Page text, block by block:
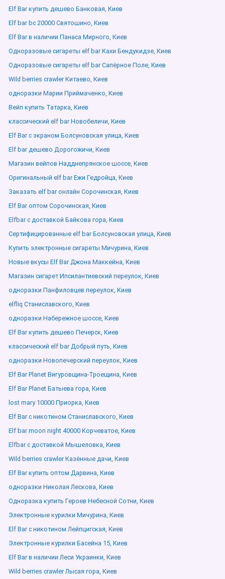
Elf Bar купить дешево Банковая, Киев
Elf bar bc 20000 Святошино, Киев
Elf Bar в наличии Панаса Мирного, Киев
Одноразовые сигареты elf bar Кахи Бендукидзе, Киев
Одноразовые сигареты elf bar Сапёрное Поле, Киев
Wild berries crawler Китаево, Киев
одноразки Марии Приймаченко, Киев
Вейп купить Татарка, Киев
классический elf bar Новобеличи, Киев
Elf Bar с экраном Болсуновская улица, Киев
Elf bar дешево Дорогожичи, Киев
Магазин вейпов Надднепрянское шоссе, Киев
Оригинальный elf bar Ежи Гедройца, Киев
Заказать elf bar онлайн Сорочинская, Киев
Elf Bar оптом Сорочинская, Киев
Elfbar с доставкой Байкова гора, Киев
Сертифицированные elf bar Болсуновская улица, Киев
Купить электронные сигареты Мичурина, Киев
Новые вкусы Elf Bar Джона Маккейна, Киев
Магазин сигарет Ипсилантиевский переулок, Киев
одноразки Панфиловцев переулок, Киев
elfliq Станиславского, Киев
одноразки Набережное шоссе, Киев
Elf Bar купить дешево Печерск, Киев
классический elf bar Добрый путь, Киев
одноразки Новопечерский переулок, Киев
Elf Bar Planet Вигуровщина-Троещина, Киев
Elf Bar Planet Батыева гора, Киев
lost mary 10000 Приорка, Киев
Elf Bar с никотином Станиславского, Киев
Elf bar moon night 40000 Корчеватое, Киев
Elfbar с доставкой Мышеловка, Киев
Wild berries crawler Казённые дачи, Киев
Elf Bar купить оптом Дарвина, Киев
одноразки Николая Лескова, Киев
Одноразка купить Героев Небесной Сотни, Киев
Электронные курилки Мичурина, Киев
Elf Bar с никотином Лейпцигская, Киев
Электронные курилки Басейна 15, Киев
Elf Bar в наличии Леси Украинки, Киев
Wild berries crawler Лысая гора, Киев